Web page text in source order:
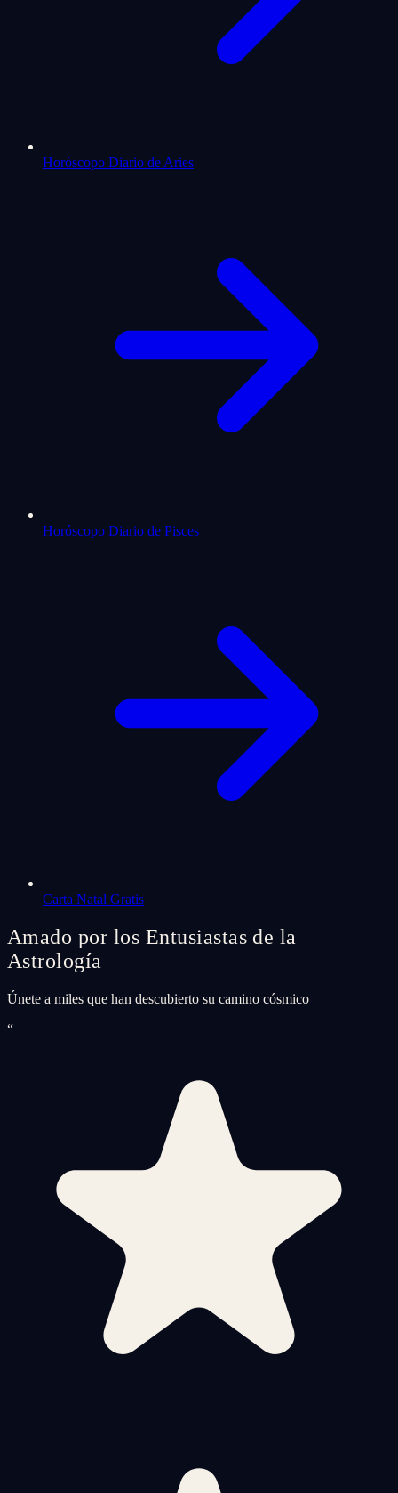
Horóscopo Diario de Aries
Horóscopo Diario de Pisces
Carta Natal Gratis
Amado por los Entusiastas de la
Astrología
Únete a miles que han descubierto su camino cósmico
“